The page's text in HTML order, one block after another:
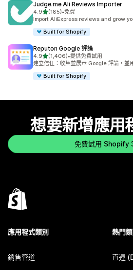
Judge.me Ali Reviews Importer
4.9滿分 5 顆星
(185)
共有 185 則評價
•免費
Import AliExpress reviews and grow
Built for Shopify
Reputon Google 評論
4.9滿分 5 顆星
(1,406)
共有 1406 則評價
•提供免費試用
建立信任：收集並展示 Google 評論，並
Built for Shopify
想要新增應用
免費試用 Shopify
應用程式類別
銷售管道
熱門類
直運